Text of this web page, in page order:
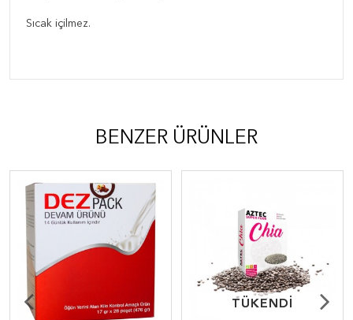
Sıcak içilmez.
BENZER ÜRÜNLER
TÜKENDİ
TÜKENDİ